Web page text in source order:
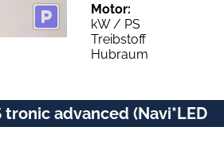
Motor:
kW / PS
Treibstoff
Hubraum
tronic advanced (Navi*LED